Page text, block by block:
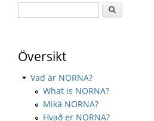
Översikt
Vad är NORNA?
What is NORNA?
Mikä NORNA?
Hvað er NORNA?